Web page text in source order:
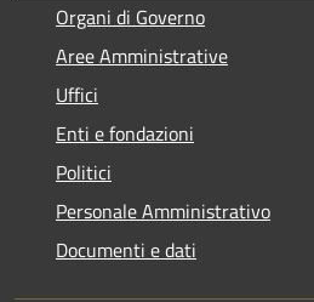
Organi di Governo
Aree Amministrative
Uffici
Enti e fondazioni
Politici
Personale Amministrativo
Documenti e dati